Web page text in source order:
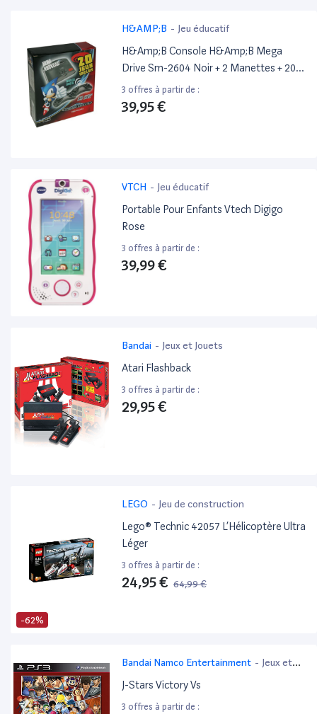
H&AMP;B - Jeu éducatif
H&Amp;B Console H&Amp;B Mega
Drive Sm-2604 Noir + 2 Manettes + 20
Jeux
3 offres à partir de :
39,95 €
VTCH - Jeu éducatif
Portable Pour Enfants Vtech Digigo
Rose
3 offres à partir de :
39,99 €
Bandai - Jeux et Jouets
Atari Flashback
3 offres à partir de :
29,95 €
-62%
LEGO - Jeu de construction
Lego® Technic 42057 L’Hélicoptère Ultra
Léger
3 offres à partir de :
24,95 € 64,99 €
Bandai Namco Entertainment - Jeux et
Jouets
J-Stars Victory Vs
3 offres à partir de :